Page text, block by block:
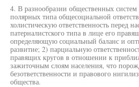
4. В разнообразии общественных
полярных типа общесоциальной
холистическую ответственность перед
патерналистского типа в лице его
определяющую социальный баланс и
развитие; 2) парциальную
правящих кругов в отношении к
зажиточным слоям населения, что
безответственности и правового
общества.